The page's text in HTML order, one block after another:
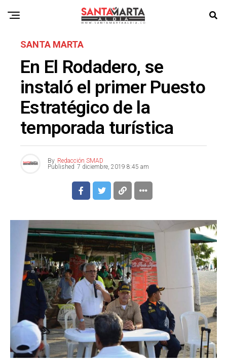
SANTA MARTA
En El Rodadero, se
instaló el primer Puesto
Estratégico de la
temporada turística
By Redacción SMAD
Published 7 diciembre, 2019 8:45 am